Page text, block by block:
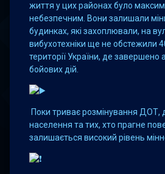
життя у цих районах було
небезпечним. Вони залишали
будинках, які захоплювали, на
вибухотехніки ще не обстежили
території України, де завершено
бойових дій.
Поки триває розмінування ДОТ,
населення та тих, хто прагне
залишається високий рівень